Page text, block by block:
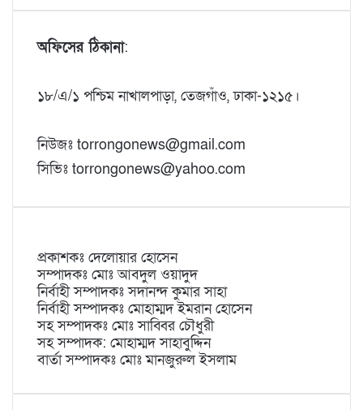
অফিসের ঠিকানা:
১৮/এ/১ পশ্চিম নাখালপাড়া, তেজগাঁও, ঢাকা-১২১৫।
নিউজঃ torrongonews@gmail.com
সিভিঃ torrongonews@yahoo.com
প্রকাশকঃ দেলোয়ার হোসেন
সম্পাদকঃ মোঃ আবদুল ওয়াদুদ
নির্বাহী সম্পাদকঃ সদানন্দ কুমার সাহা
নির্বাহী সম্পাদকঃ মোহাম্মদ ইমরান হোসেন
সহ সম্পাদকঃ মোঃ সাব্বির চৌধুরী
সহ সম্পাদক: মোহাম্মদ সাহাবুদ্দিন
বার্তা সম্পাদকঃ মোঃ মানজুরুল ইসলাম